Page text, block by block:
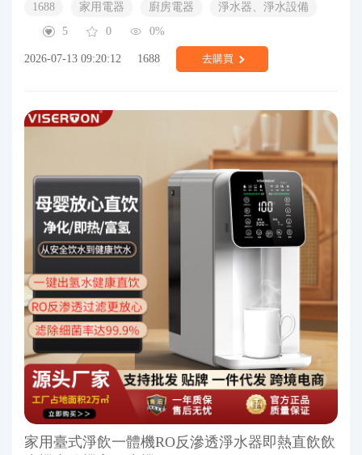
1688 家用電器 廚房電器
淨水器、淨水設備
5
0 0%
2026-07-13 09:20:12 1688 去購買
家用臺式淨飲一體機RO反滲透淨水器即熱直飲飲